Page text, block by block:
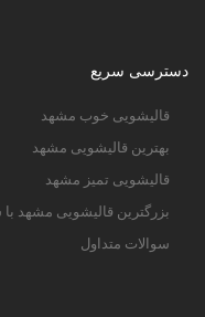
دسترسی سریع
قالیشویی خوب مشهد
بهترین قالیشویی مشهد
قالیشویی تمیز مشهد
بزرگترین قالیشویی مشهد
سوالات متداول